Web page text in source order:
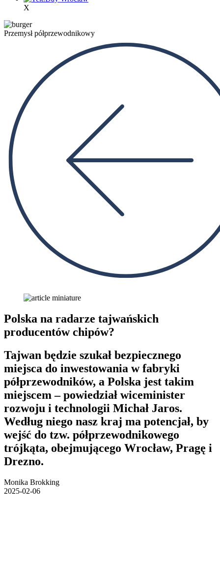
X
Przemysł półprzewodnikowy
Polska na radarze tajwańskich
producentów chipów?
Tajwan będzie szukał bezpiecznego
miejsca do inwestowania w fabryki
półprzewodników, a Polska jest takim
miejscem – powiedział wiceminister
rozwoju i technologii Michał Jaros.
Według niego nasz kraj ma potencjał, by
wejść do tzw. półprzewodnikowego
trójkąta, obejmującego Wrocław, Pragę i
Drezno.
Monika Brokking
2025-02-06